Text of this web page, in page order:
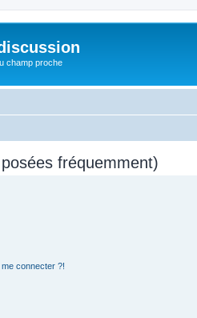
champ proche
fréquemment)
connecter ?!